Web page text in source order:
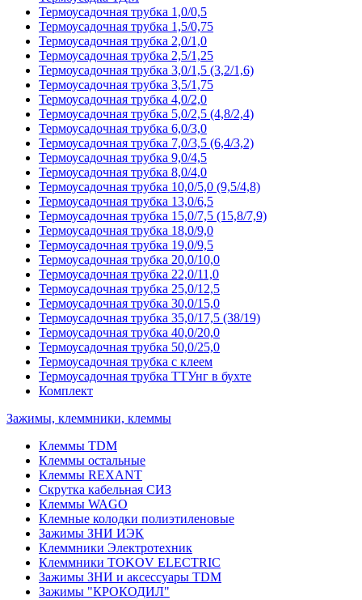
Термоусадочная трубка 1,0/0,5
Термоусадочная трубка 1,5/0,75
Термоусадочная трубка 2,0/1,0
Термоусадочная трубка 2,5/1,25
Термоусадочная трубка 3,0/1,5 (3,2/1,6)
Термоусадочная трубка 3,5/1,75
Термоусадочная трубка 4,0/2,0
Термоусадочная трубка 5,0/2,5 (4,8/2,4)
Термоусадочная трубка 6,0/3,0
Термоусадочная трубка 7,0/3,5 (6,4/3,2)
Термоусадочная трубка 9,0/4,5
Термоусадочная трубка 8,0/4,0
Термоусадочная трубка 10,0/5,0 (9,5/4,8)
Термоусадочная трубка 13,0/6,5
Термоусадочная трубка 15,0/7,5 (15,8/7,9)
Термоусадочная трубка 18,0/9,0
Термоусадочная трубка 19,0/9,5
Термоусадочная трубка 20,0/10,0
Термоусадочная трубка 22,0/11,0
Термоусадочная трубка 25,0/12,5
Термоусадочная трубка 30,0/15,0
Термоусадочная трубка 35,0/17,5 (38/19)
Термоусадочная трубка 40,0/20,0
Термоусадочная трубка 50,0/25,0
Термоусадочная трубка с клеем
Термоусадочная трубка ТТУнг в бухте
Комплект
Зажимы, клеммники, клеммы
Клеммы TDM
Клеммы остальные
Клеммы REXANT
Скрутка кабельная СИЗ
Клеммы WAGO
Клемные колодки полиэтиленовые
Зажимы ЗНИ ИЭК
Клеммники Электротехник
Клеммники TOKOV ELECTRIC
Зажимы ЗНИ и аксессуары TDM
Зажимы "КРОКОДИЛ"